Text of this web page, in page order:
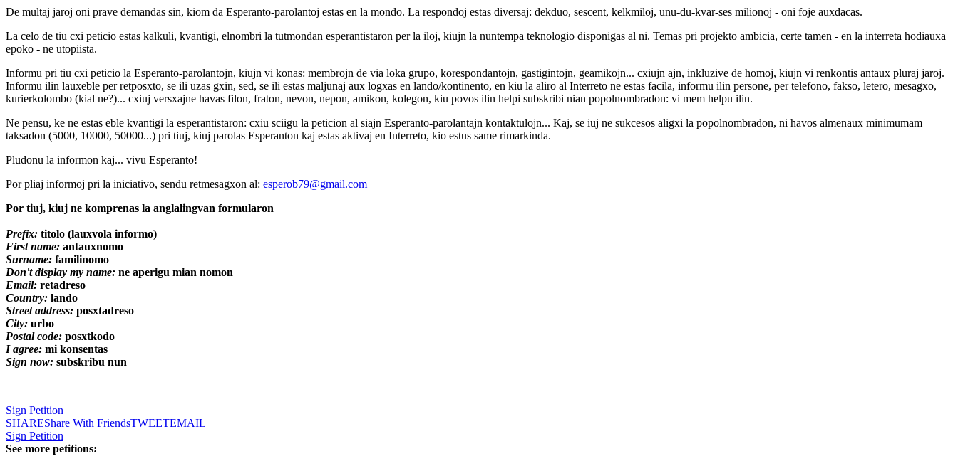
De multaj jaroj oni prave demandas sin, kiom da Esperanto-parolantoj estas en la mondo. La respondoj estas diversaj: dekduo, sescent, kelkmiloj, unu-du-kvar-ses milionoj - oni foje auxdacas.
La celo de tiu cxi peticio estas kalkuli, kvantigi, elnombri la tutmondan esperantistaron per la iloj, kiujn la nuntempa teknologio disponigas al ni. Temas pri projekto ambicia, certe tamen - en la interreta hodiauxa
epoko - ne utopiista.
Informu pri tiu cxi peticio la Esperanto-parolantojn, kiujn vi konas: membrojn de via loka grupo, korespondantojn, gastigintojn, geamikojn... cxiujn ajn, inkluzive de homoj, kiujn vi renkontis antaux pluraj jaroj.
Informu ilin lauxeble per retposxto, se ili uzas gxin, sed, se ili estas maljunaj aux logxas en lando/kontinento, en kiu la aliro al Interreto ne estas facila, informu ilin persone, per telefono, fakso, letero, mesagxo,
kurierkolombo (kial ne?)... cxiuj versxajne havas filon, fraton, nevon, nepon, amikon, kolegon, kiu povos ilin helpi subskribi nian popolnombradon: vi mem helpu ilin.
Ne pensu, ke ne estas eble kvantigi la esperantistaron: cxiu sciigu la peticion al siajn Esperanto-parolantajn kontaktulojn... Kaj, se iuj ne sukcesos aligxi la popolnombradon, ni havos almenaux minimumam
taksadon (5000, 10000, 50000...) pri tiuj, kiuj parolas Esperanton kaj estas aktivaj en Interreto, kio estus same rimarkinda.
Pludonu la informon kaj... vivu Esperanto!
Por pliaj informoj pri la iniciativo, sendu retmesagxon al: esperob79@gmail.com
Por tiuj, kiuj ne komprenas la anglalingvan formularon
Prefix: titolo (lauxvola informo)
First name: antauxnomo
Surname: familinomo
Don't display my name: ne aperigu mian nomon
Email: retadreso
Country: lando
Street address: posxtadreso
City: urbo
Postal code: posxtkodo
I agree: mi konsentas
Sign now: subskribu nun
Sign Petition
SHAREShare With FriendsTWEETEMAIL
Sign Petition
See more petitions: